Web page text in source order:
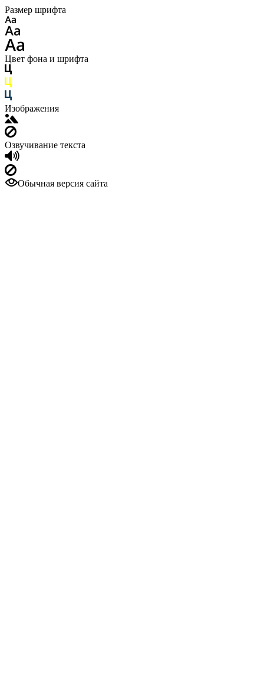
Размер шрифта
Цвет фона и шрифта
Изображения
Озвучивание текста
Обычная версия сайта